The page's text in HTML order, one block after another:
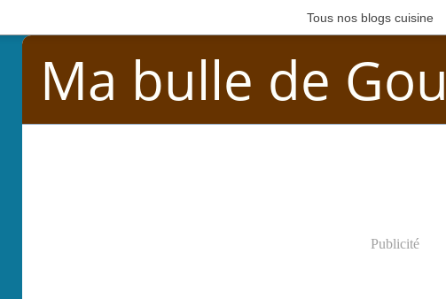
Tous nos blogs cuisine
Ma bulle de
Publicité